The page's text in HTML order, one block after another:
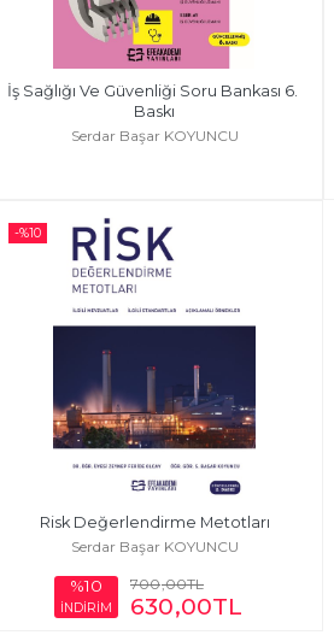
İş Sağlığı Ve Güvenliği Soru Bankası 6.
Baskı
Serdar Başar KOYUNCU
-%10
Risk Değerlendirme Metotları
Serdar Başar KOYUNCU
%10
İNDİRİM
700,00TL
630,00TL